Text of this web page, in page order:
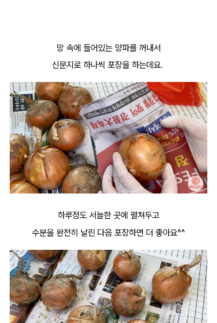
망 속에 들어있는 양파를 꺼내서
신문지로 하나씩 포장을 하는데요.
하루정도 서늘한 곳에 펼쳐두고
수분을 완전히 날린 다음 포장하면 더 좋아요^^